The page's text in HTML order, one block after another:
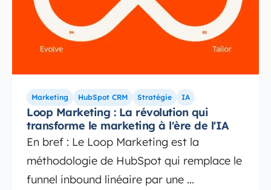
Marketing HubSpot CRM Stratégie IA
Loop Marketing : La révolution qui
transforme le marketing à l'ère de l'IA
En bref : Le Loop Marketing est la
méthodologie de HubSpot qui remplace le
funnel inbound linéaire par une ...